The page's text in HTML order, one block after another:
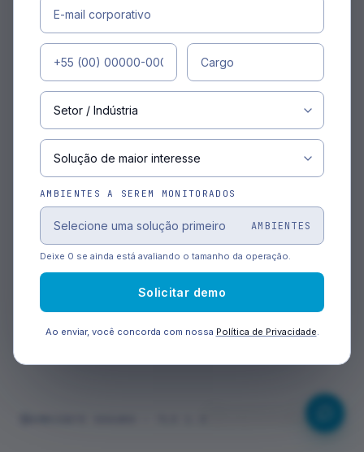
SENHA ESQUECEU A SENHA?
ENTRAR
Ainda não é cliente? Solicitar demo
AMBIENTES A SEREM MONITORADOS
AMBIENTES
Deixe 0 se ainda está avaliando o tamanho da operação.
Solicitar demo
Ao enviar, você concorda com nossa Política de Privacidade.